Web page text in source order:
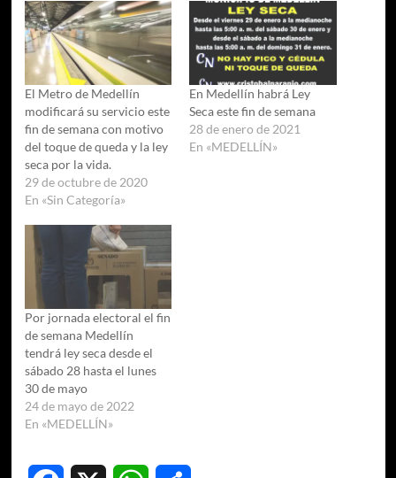
El Metro de Medellín
modificará su servicio este
fin de semana con motivo
del toque de queda y la ley
seca por la vida.
29 de octubre de 2020
En «Sin Categoría»
En Medellín habrá Ley
Seca este fin de semana
28 de enero de 2021
En «MEDELLÍN»
Por jornada electoral el fin
de semana Medellín
tendrá ley seca desde el
sábado 28 hasta el lunes
30 de mayo
24 de mayo de 2022
En «MEDELLÍN»